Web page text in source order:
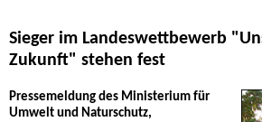
Sieger im Landeswettbewerb
Zukunft" stehen fest
Pressemeldung des Ministerium für
Umwelt und Naturschutz,